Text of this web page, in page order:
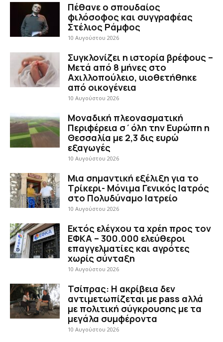
Πέθανε ο σπουδαίος
φιλόσοφος και συγγραφέας
Στέλιος Ράμφος
10 Αυγούστου 2026
Συγκλονίζει η ιστορία βρέφους –
Μετά από 8 μήνες στο
Αχιλλοπούλειο, υιοθετήθηκε
από οικογένεια
10 Αυγούστου 2026
Μοναδική πλεονασματική
Περιφέρεια σ΄όλη την Ευρώπη η
Θεσσαλία με 2,3 δις ευρώ
εξαγωγές
10 Αυγούστου 2026
Μια σημαντική εξέλιξη για το
Τρίκερι- Μόνιμα Γενικός Ιατρός
στο Πολυδύναμο Ιατρείο
10 Αυγούστου 2026
Εκτός ελέγχου τα χρέη προς τον
ΕΦΚΑ – 300.000 ελεύθεροι
επαγγελματίες και αγρότες
χωρίς σύνταξη
10 Αυγούστου 2026
Τσίπρας: Η ακρίβεια δεν
αντιμετωπίζεται με pass αλλά
με πολιτική σύγκρουσης με τα
μεγάλα συμφέροντα
10 Αυγούστου 2026